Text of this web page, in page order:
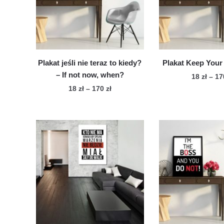
można
wybrać
na
stronie
na
Plakat jeśli nie teraz to kiedy?
– If not now, when?
18 zł – 170 złZakres
18 zł
do
produkt
ma
wiele
wariantów.
Opcje
można
wybrać
na
Plakat Keep
18 zł –
ma
na